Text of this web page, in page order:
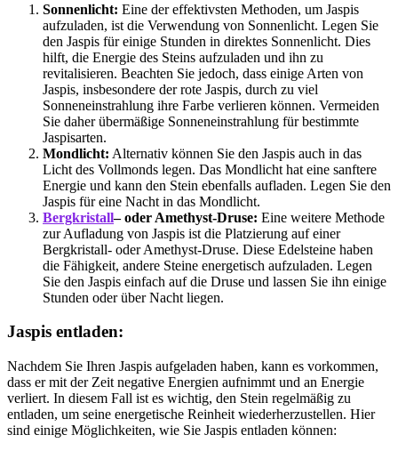
Sonnenlicht: Eine der effektivsten Methoden, um Jaspis
aufzuladen, ist die Verwendung von Sonnenlicht. Legen Sie
den Jaspis für einige Stunden in direktes Sonnenlicht. Dies
hilft, die Energie des Steins aufzuladen und ihn zu
revitalisieren. Beachten Sie jedoch, dass einige Arten von
Jaspis, insbesondere der rote Jaspis, durch zu viel
Sonneneinstrahlung ihre Farbe verlieren können. Vermeiden
Sie daher übermäßige Sonneneinstrahlung für bestimmte
Jaspisarten.
Mondlicht: Alternativ können Sie den Jaspis auch in das
Licht des Vollmonds legen. Das Mondlicht hat eine sanftere
Energie und kann den Stein ebenfalls aufladen. Legen Sie den
Jaspis für eine Nacht in das Mondlicht.
Bergkristall– oder Amethyst-Druse: Eine weitere Methode
zur Aufladung von Jaspis ist die Platzierung auf einer
Bergkristall- oder Amethyst-Druse. Diese Edelsteine haben
die Fähigkeit, andere Steine energetisch aufzuladen. Legen
Sie den Jaspis einfach auf die Druse und lassen Sie ihn einige
Stunden oder über Nacht liegen.
Jaspis entladen:
Nachdem Sie Ihren Jaspis aufgeladen haben, kann es vorkommen,
dass er mit der Zeit negative Energien aufnimmt und an Energie
verliert. In diesem Fall ist es wichtig, den Stein regelmäßig zu
entladen, um seine energetische Reinheit wiederherzustellen. Hier
sind einige Möglichkeiten, wie Sie Jaspis entladen können: